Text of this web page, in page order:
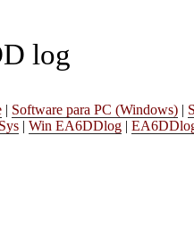
log
| Software para PC (Windows) |
| Win EA6DDlog |